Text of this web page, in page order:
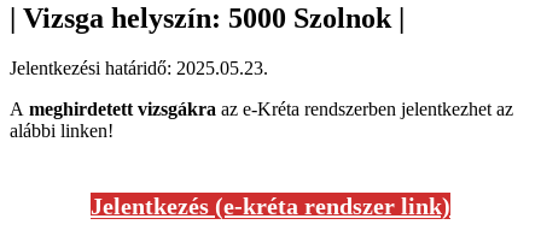
| Vizsga helyszín: 5000 Szolnok |
Jelentkezési határidő: 2025.05.23.
A meghirdetett vizsgákra az e-Kréta rendszerben jelentkezhet az
alábbi linken!
Jelentkezés (e-kréta rendszer link)